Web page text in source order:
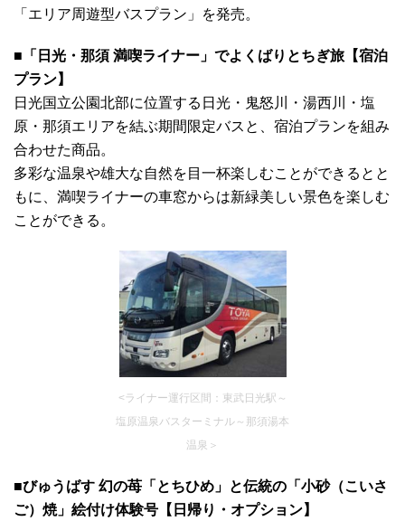
「エリア周遊型バスプラン」を発売。
■「日光・那須 満喫ライナー」でよくばりとちぎ旅【宿泊
プラン】
日光国立公園北部に位置する日光・鬼怒川・湯西川・塩
原・那須エリアを結ぶ期間限定バスと、宿泊プランを組み
合わせた商品。
多彩な温泉や雄大な自然を目一杯楽しむことができるとと
もに、満喫ライナーの車窓からは新緑美しい景色を楽しむ
ことができる。
<ライナー運行区間：東武日光駅～
塩原温泉バスターミナル～那須湯本
温泉＞
■びゅうばす 幻の苺「とちひめ」と伝統の「小砂（こいさ
ご）焼」絵付け体験号【日帰り・オプション】